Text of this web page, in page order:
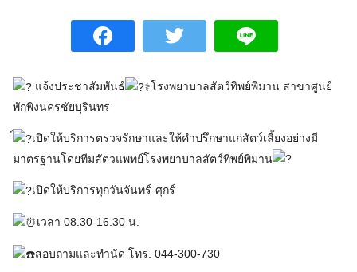
แจ้งประชาสัมพันธ์
โรงพยาบาลสัตว์ทิพย์พิมาน สาขาศูนย์
พักพิงนครชัยบุรินทร
เปิดให้บริการตรวจรักษาและให้คำปรึกษาแก่สัตว์เลี้ยงอย่างมี
มาตรฐานโดยทีมสัตวแพทย์โรงพยาบาลสัตว์ทิพย์พิมาน
เปิดให้บริการทุกวันจันทร์-ศุกร์
เวลา 08.30-16.30 น.
สอบถามและทำนัด โทร. 044-300-730